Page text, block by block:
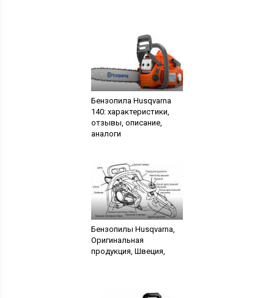
Бензопила Husqvarna
140: характеристики,
отзывы, описание,
аналоги
Бензопилы Husqvarna,
Оригинальная
продукция, Швеция,